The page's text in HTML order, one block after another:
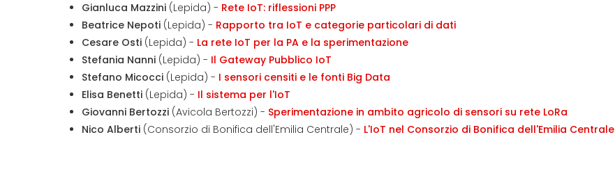
Gianluca Mazzini (Lepida) - Rete IoT: riflessioni PPP
Beatrice Nepoti (Lepida) - Rapporto tra IoT e categorie particolari di dati
Cesare Osti (Lepida) - La rete IoT per la PA e la sperimentazione
Stefania Nanni (Lepida) - Il Gateway Pubblico IoT
Stefano Micocci (Lepida) - I sensori censiti e le fonti Big Data
Elisa Benetti (Lepida) - Il sistema per l'IoT
Giovanni Bertozzi (Avicola Bertozzi) - Sperimentazione in ambito agricolo di sensori su rete LoRa
Nico Alberti (Consorzio di Bonifica dell'Emilia Centrale) - L'IoT nel Consorzio di Bonifica dell'Emilia Centrale